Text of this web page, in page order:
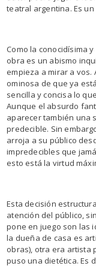
teatral argentina. Es
Como la conocidísima
obra es un abismo
empieza a mirar a vos.
ominosa de que ya
sencilla y concisa lo
Aunque el absurdo
aparecer también una
predecible. Sin
arroja a su público
impredecibles que
esto está la virtud
Esta decisión
atención del público,
pone en juego son las
la dueña de casa es
obras), otra era artista
puso una dietética. Es